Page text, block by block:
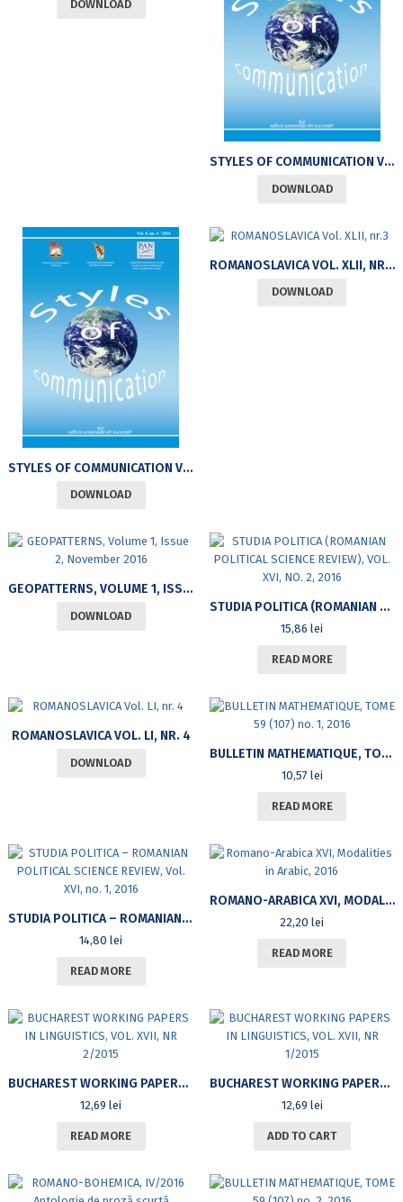
DOWNLOAD
STYLES OF COMMUNICATION VOLUME 8, ISSUE NO. 2/2016
DOWNLOAD
STYLES OF COMMUNICATION VOLUME 8, ISSUE NO. 1/2016
DOWNLOAD
ROMANOSLAVICA VOL. XLII, NR.3
DOWNLOAD
GEOPATTERNS, VOLUME 1, ISSUE 2, NOVEMBER 2016
DOWNLOAD
STUDIA POLITICA (ROMANIAN POLITICAL SCIENCE REVIEW), VOL. XVI, NO. 2, 2016
15,86lei
READ MORE
ROMANOSLAVICA VOL. LI, NR. 4
DOWNLOAD
BULLETIN MATHEMATIQUE, TOME 59 (107) NO. 1, 2016
10,57 lei
READ MORE
STUDIA POLITICA – ROMANIAN POLITICAL SCIENCE REVIEW, VOL. XVI, NO. 1, 2016
14,80lei
READ MORE
ROMANO-ARABICA XVI, MODALITIES IN ARABIC, 2016
22,20lei
READ MORE
BUCHAREST WORKING PAPERS IN LINGUISTICS, VOL. XVII, NR 2/2015
12,69lei
READ MORE
BUCHAREST WORKING PAPERS IN LINGUISTICS, VOL. XVII, NR 1/2015
12,69 lei
ADD TO CART